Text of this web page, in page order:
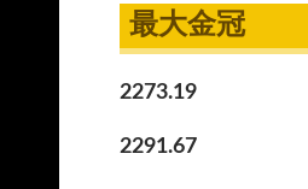
最大金冠
2273.19
2291.67